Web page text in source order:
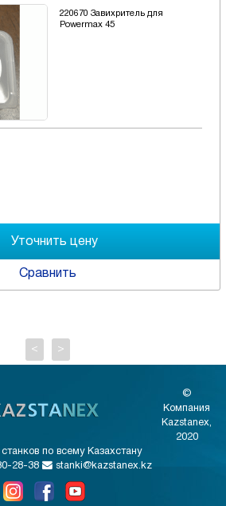
220670 Завихритель для
Powermax 45
Сравнить
< >
©
Компания
Kazstanex,
2020
станков по всему Казахстану
28-38
stanki@kazstanex.kz